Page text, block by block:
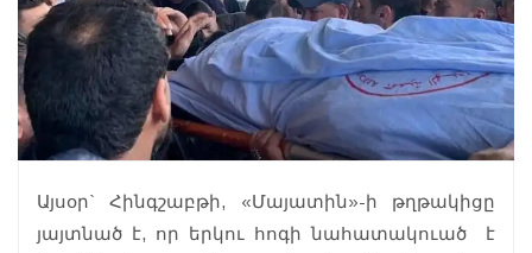
Այսօր` Հինգշաբթի, «Մայատին»-ի թղթակիցը
յայտնած է, որ երկու հոգի նահատակուած է